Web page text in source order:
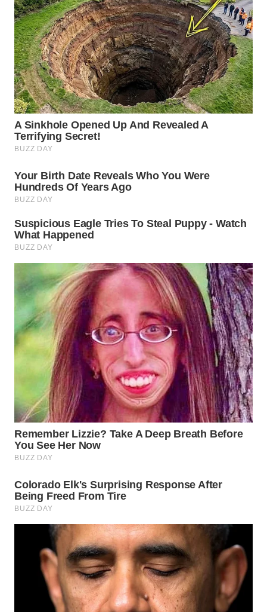
WN
MALUT
WN
DAIRI
WN
DANAU
TOBA
WN
WN
WN
SELATAN
TANJUNG
LESUNG
WN
WN
SIMALUNGUN
WN
LABUHANBATU
WN
TAPANULI
TENGAH
WN DELI
SERDANG
TEBING